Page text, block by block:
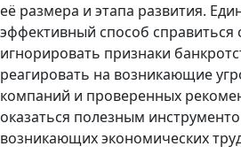
её размера и этапа развития.
эффективный способ
игнорировать признаки
реагировать на возникающие
компаний и проверенных
оказаться полезным
возникающих экономических